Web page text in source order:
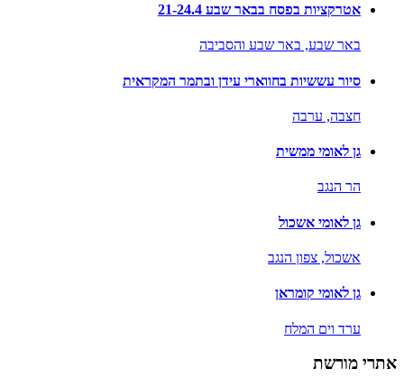
אטרקציות בפסח בבאר שבע 21-24.4
באר שבע, באר שבע והסביבה
סיור עששיות בחווארי עידן ובתמר המקראית
חצבה, ערבה
גן לאומי ממשית
הר הנגב
גן לאומי אשכול
אשכול, צפון הנגב
גן לאומי קומראן
ערד וים המלח
אתרי מורשת